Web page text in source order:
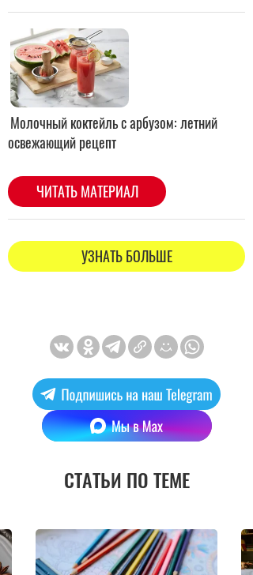
УЗНАТЬ БОЛЬШЕ
СТАТЬИ ПО ТЕМЕ